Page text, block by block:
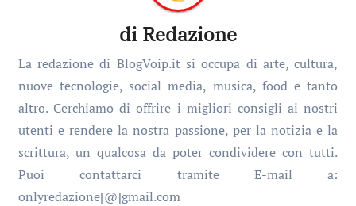
di Redazione
La redazione di BlogVoip.it si occupa di arte, cultura,
nuove tecnologie, social media, musica, food e tanto
altro. Cerchiamo di offrire i migliori consigli ai nostri
utenti e rendere la nostra passione, per la notizia e la
scrittura, un qualcosa da poter condividere con tutti.
Puoi contattarci tramite E-mail a:
onlyredazione[@]gmail.com